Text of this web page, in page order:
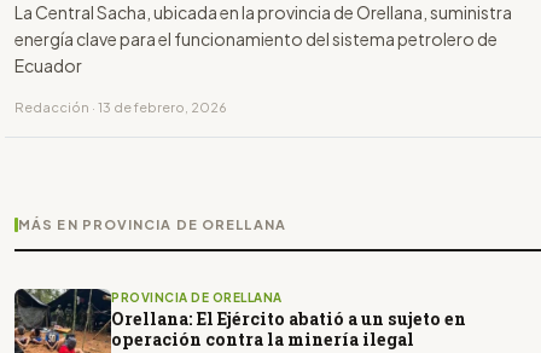
La Central Sacha, ubicada en la provincia de Orellana, suministra
energía clave para el funcionamiento del sistema petrolero de
Ecuador
Redacción · 13 de febrero, 2026
MÁS EN PROVINCIA DE ORELLANA
PROVINCIA DE ORELLANA
Orellana: El Ejército abatió a un sujeto en
operación contra la minería ilegal